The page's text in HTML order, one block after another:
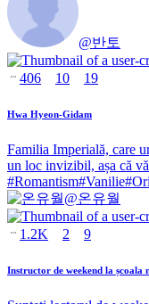
@반토
406 10 19
Hwa Hyeon-Gidam
Familia Imperială, care
un loc invizibil, așa că
#Romantism#Vanilie#
@온유월
1.2K 2 9
Instructor de weekend la școala